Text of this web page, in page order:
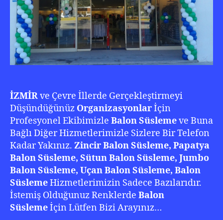
İZMİRve Çevre İllerde Gerçekleştirmeyi
Düşündüğünüz Organizasyonlarİçin
Profesyonel Ekibimizle Balon Süslemeve Buna
Bağlı Diğer Hizmetlerimizle Sizlere Bir Telefon
Kadar Yakınız. Zincir Balon Süsleme, Papatya
Balon Süsleme, Sütun Balon Süsleme, Jumbo
Balon Süsleme, Uçan Balon Süsleme, Balon
SüslemeHizmetlerimizin Sadece Bazılarıdır.
İstemiş Olduğunuz Renklerde Balon
Süslemeİçin Lütfen Bizi Arayınız…